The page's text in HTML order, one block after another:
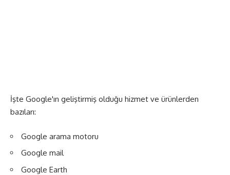
İşte Google'ın geliştirmiş olduğu hizmet ve ürünlerden
bazıları:
Google arama motoru
Google mail
Google Earth